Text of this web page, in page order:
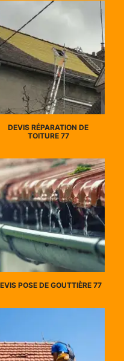
DEVIS RÉPARATION DE
TOITURE 77
POSE DE GOUTTIÈRE 77